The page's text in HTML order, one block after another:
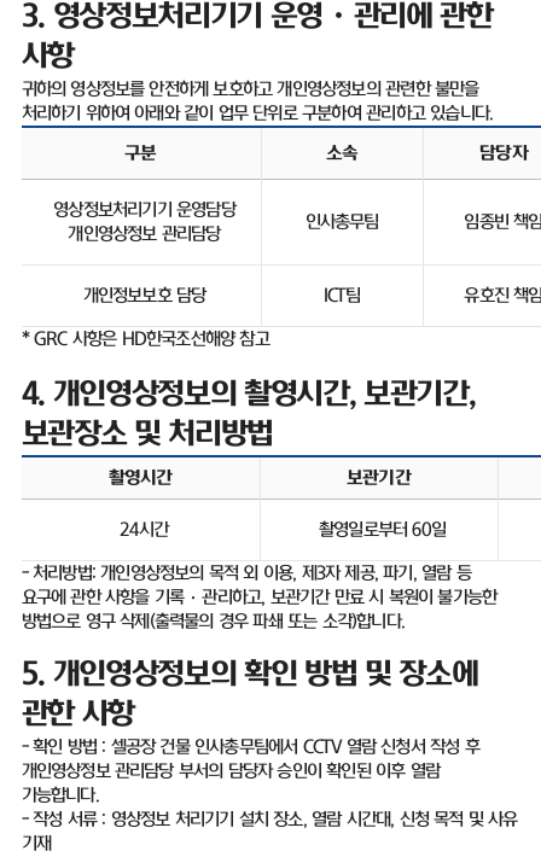
3. 영상정보처리기기 운영ㆍ관리에 관한
사항
귀하의 영상정보를 안전하게 보호하고 개인영상정보의 관련한 불만을
처리하기 위하여 아래와 같이 업무 단위로 구분하여 관리하고 있습니다.
구분 소속 담당자
영상정보처리기기 운영담당
개인영상정보 관리담당
인사총무팀 임종빈 책
개인정보보호 담당 ICT팀 유호진 책
* GRC 사항은HD한국조선해양 참고
4. 개인영상정보의 촬영시간, 보관기간,
보관장소 및 처리방법
촬영시간 보관기간
24시간 촬영일로부터60일
-처리방법:개인영상정보의 목적 외 이용, 제 3자 제공,파기 , 열람 등
요구에 관한 사항을 기록·관리하고, 보관기간 만료 시 복원이 불가능한
방법으로 영구 삭제 (출력물의 경우 파쇄 또는 소각)합니다.
5. 개인영상정보의 확인 방법 및 장소에
관한 사항
-확인 방법 : 셀공장 건물 인사총무팀에서 CCTV 열람 신청서 작성 후
개인영상정보 관리담당 부서의 담당자 승인이 확인된 이후 열람
가능합니다.
-작성 서류: 영상정보 처리기기 설치 장소, 열람 시간대, 신청 목적 및 사유
기재